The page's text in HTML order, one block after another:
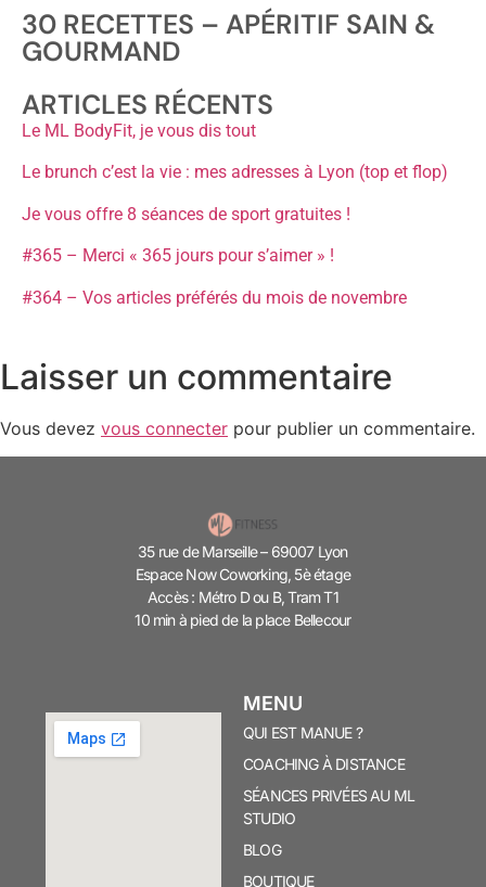
30 RECETTES – APÉRITIF SAIN &
GOURMAND
ARTICLES RÉCENTS
Le ML BodyFit, je vous dis tout
Le brunch c’est la vie : mes adresses à Lyon (top et flop)
Je vous offre 8 séances de sport gratuites !
#365 – Merci « 365 jours pour s’aimer » !
#364 – Vos articles préférés du mois de novembre
Laisser un commentaire
Vous devez vous connecter pour publier un commentaire.
35 rue de Marseille – 69007 Lyon
Espace Now Coworking, 5è étage
Accès : Métro D ou B, Tram T1
10 min à pied de la place Bellecour
MENU
QUI EST MANUE ?
COACHING À DISTANCE
SÉANCES PRIVÉES AU ML
STUDIO
BLOG
BOUTIQUE